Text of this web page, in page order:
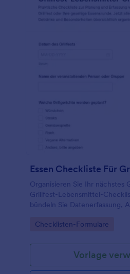
Organisieren Sie Ihr nächstes
Grillfest-Lebensmittel-
bündeln Sie Datenerfassung,
Mitbringliste für Gruppen jeder
Go to Category:
Checklisten-Formulare
Vorlage